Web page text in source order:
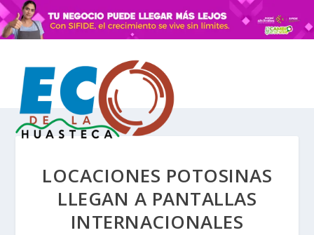
LOCACIONES POTOSINAS
LLEGAN A PANTALLAS
INTERNACIONALES